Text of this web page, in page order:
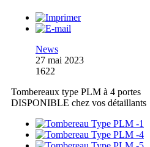
News
27 mai 2023
1622
Tombereaux type PLM à 4 portes
DISPONIBLE chez vos détaillants